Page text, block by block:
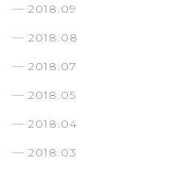
2018.09
2018.08
2018.07
2018.05
2018.04
2018.03